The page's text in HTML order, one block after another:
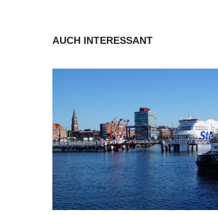
AUCH INTERESSANT